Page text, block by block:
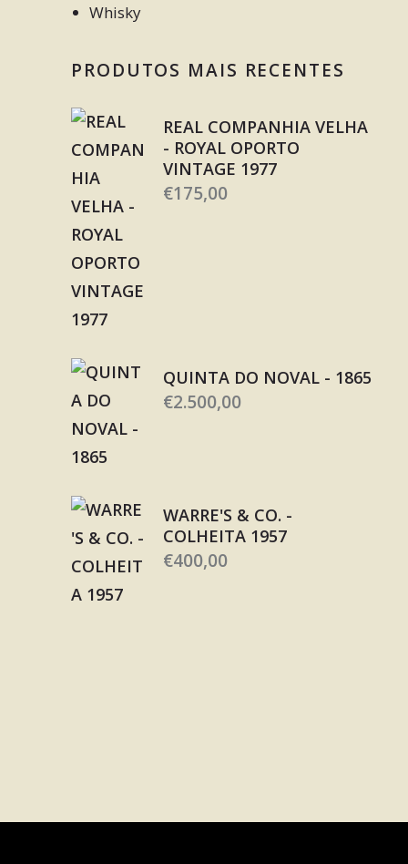
Whisky
PRODUTOS MAIS RECENTES
REAL COMPANHIA VELHA
- ROYAL OPORTO
VINTAGE 1977
€175,00
QUINTA DO NOVAL - 1865
€2.500,00
WARRE'S & CO. -
COLHEITA 1957
€400,00